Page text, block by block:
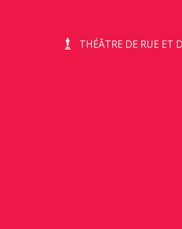
THÉÂTRE DE RUE ET